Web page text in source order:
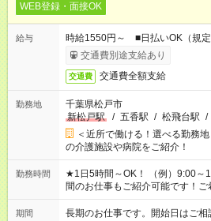
WEB登録・面接OK
給与
時給1550円～ ■日払いOK（規
交通費別途支給あり
交通費 交通費全額支給
勤務地
千葉県松戸市
新松戸駅
/ 五香駅 / 松飛台駅 /
＜近所で働ける！選べる勤務
の介護施設や病院をご紹介！
勤務時間
★1日5時間～OK！ （例）9:00～
間のお仕事もご紹介可能です！
庭の都合でお休みが必要な場合も
週最低15時間以上の勤務が必要で
期間 長期のお仕事です。開始日はご